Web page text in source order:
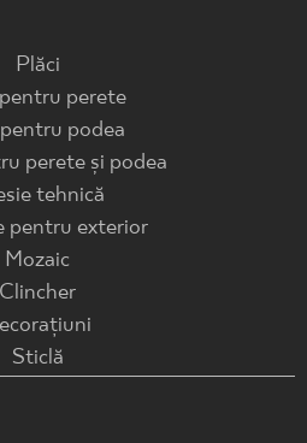
Plăci
perete
podea
perete și podea
tehnică
pentru exterior
Mozaic
Clincher
Sticlă